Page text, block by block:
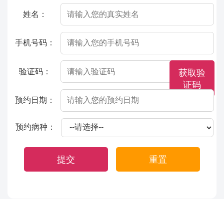
姓名：
手机号码：
验证码：
获取验
证码
预约日期：
预约病种：
提交 重置